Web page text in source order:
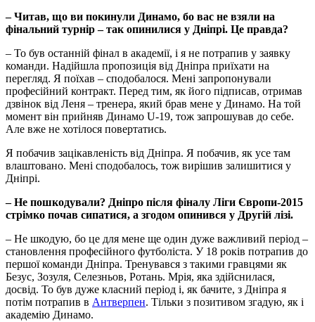
– Читав, що ви покинули Динамо, бо вас не взяли на
фінальний турнір – так опинилися у Дніпрі. Це правда?
– То був останній фінал в академії, і я не потрапив у заявку
команди. Надійшла пропозиція від Дніпра приїхати на
перегляд. Я поїхав – сподобалося. Мені запропонували
професійний контракт. Перед тим, як його підписав, отримав
дзвінок від Леня – тренера, який брав мене у Динамо. На той
момент він прийняв Динамо U-19, тож запрошував до себе.
Але вже не хотілося повертатись.
Я побачив зацікавленість від Дніпра. Я побачив, як усе там
влаштовано. Мені сподобалось, тож вирішив залишитися у
Дніпрі.
– Не пошкодували? Дніпро після фіналу Ліги Європи-2015
стрімко почав сипатися, а згодом опинився у Другій лізі.
– Не шкодую, бо це для мене ще один дуже важливий період –
становлення професійного футболіста. У 18 років потрапив до
першої команди Дніпра. Тренувався з такими гравцями як
Безус, Зозуля, Селезньов, Ротань. Мрія, яка здійснилася,
досвід. То був дуже класний період і, як бачите, з Дніпра я
потім потрапив в Антверпен. Тільки з позитивом згадую, як і
академію Динамо.